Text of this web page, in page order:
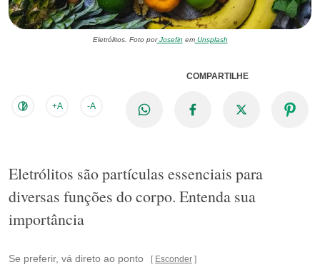
Eletrólitos. Foto porJosefin emUnsplash
+A -A
COMPARTILHE
Eletrólitos são partículas essenciais para
diversas funções do corpo. Entenda sua
importância
Se preferir, vá direto ao ponto Esconder